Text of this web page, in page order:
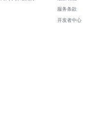
服务条款
开发者中心